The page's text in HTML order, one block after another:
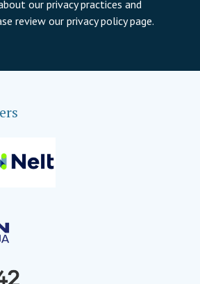
our privacy practices and
review our privacy policy page.